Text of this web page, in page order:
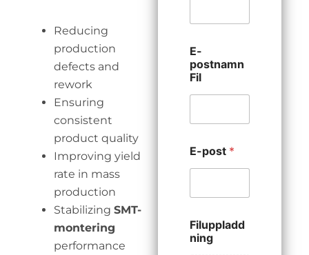
Reducing
production
defects and
rework
Ensuring
consistent
product quality
Improving yield
rate in mass
production
Stabilizing SMT-
montering
performance
E-
postnamn
Fil
E-post *
Filuppladd
ning